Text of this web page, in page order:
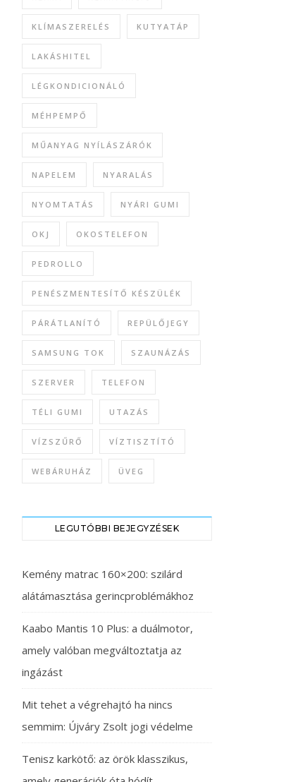
KLÍMASZERELÉS KUTYATÁP
LAKÁSHITEL
LÉGKONDICIONÁLÓ
MÉHPEMPŐ
MŰANYAG NYÍLÁSZÁRÓK
NAPELEM NYARALÁS
NYOMTATÁS NYÁRI GUMI
OKJ OKOSTELEFON
PEDROLLO
PENÉSZMENTESÍTŐ KÉSZÜLÉK
PÁRÁTLANÍTÓ REPÜLŐJEGY
SAMSUNG TOK SZAUNÁZÁS
SZERVER TELEFON
TÉLI GUMI UTAZÁS
VÍZSZŰRŐ VÍZTISZTÍTÓ
WEBÁRUHÁZ ÜVEG
LEGUTÓBBI BEJEGYZÉSEK
Kemény matrac 160×200: szilárd
alátámasztása gerincproblémákhoz
Kaabo Mantis 10 Plus: a duálmotor,
amely valóban megváltoztatja az
ingázást
Mit tehet a végrehajtó ha nincs
semmim: Újváry Zsolt jogi védelme
Tenisz karkötő: az örök klasszikus,